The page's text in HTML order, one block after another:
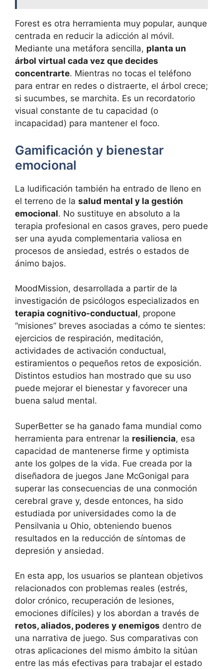
Forest es otra herramienta muy popular, aunque
centrada en reducir la adicción al móvil.
Mediante una metáfora sencilla, planta un
árbol virtual cada vez que decides
concentrarte. Mientras no tocas el teléfono
para entrar en redes o distraerte, el árbol crece;
si sucumbes, se marchita. Es un recordatorio
visual constante de tu capacidad (o
incapacidad) para mantener el foco.
Gamificación y bienestar
emocional
La ludificación también ha entrado de lleno en
el terreno de la salud mental y la gestión
emocional. No sustituye en absoluto a la
terapia profesional en casos graves, pero puede
ser una ayuda complementaria valiosa en
procesos de ansiedad, estrés o estados de
ánimo bajos.
MoodMission, desarrollada a partir de la
investigación de psicólogos especializados en
terapia cognitivo-conductual, propone
“misiones” breves asociadas a cómo te sientes:
ejercicios de respiración, meditación,
actividades de activación conductual,
estiramientos o pequeños retos de exposición.
Distintos estudios han mostrado que su uso
puede mejorar el bienestar y favorecer una
buena salud mental.
SuperBetter se ha ganado fama mundial como
herramienta para entrenar la resiliencia, esa
capacidad de mantenerse firme y optimista
ante los golpes de la vida. Fue creada por la
diseñadora de juegos Jane McGonigal para
superar las consecuencias de una conmoción
cerebral grave y, desde entonces, ha sido
estudiada por universidades como la de
Pensilvania u Ohio, obteniendo buenos
resultados en la reducción de síntomas de
depresión y ansiedad.
En esta app, los usuarios se plantean objetivos
relacionados con problemas reales (estrés,
dolor crónico, recuperación de lesiones,
emociones difíciles) y los abordan a través de
retos, aliados, poderes y enemigos dentro de
una narrativa de juego. Sus comparativas con
otras aplicaciones del mismo ámbito la sitúan
entre las más efectivas para trabajar el estado